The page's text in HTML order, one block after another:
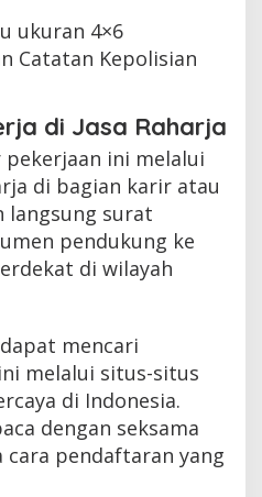
ukuran 4×6
Catatan Kepolisian
di Jasa Raharja
ini melalui
di bagian karir atau
langsung surat
pendukung ke
di wilayah
mencari
melalui situs-situs
di Indonesia.
dengan seksama
pendaftaran yang